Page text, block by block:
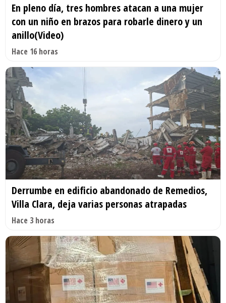
En pleno día, tres hombres atacan a una mujer
con un niño en brazos para robarle dinero y un
anillo(Video)
Hace 16 horas
Derrumbe en edificio abandonado de Remedios,
Villa Clara, deja varias personas atrapadas
Hace 3 horas